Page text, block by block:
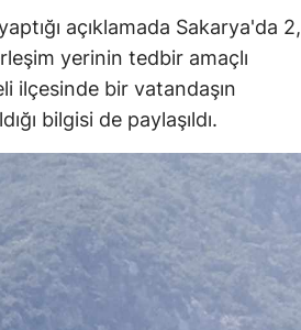
açıklamada Sakarya'da 2,
yerinin tedbir amaçlı
ilçesinde bir vatandaşın
bilgisi de paylaşıldı.